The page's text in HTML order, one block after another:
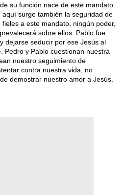
su función nace de este mandato
surge también la seguridad de
a este mandato, ningún poder,
sobre ellos. Pablo fue
dejarse seducir por ese Jesús al
Pedro y Pablo cuestionan nuestra
nuestro seguimiento de
contra nuestra vida, no
demostrar nuestro amor a Jesús.